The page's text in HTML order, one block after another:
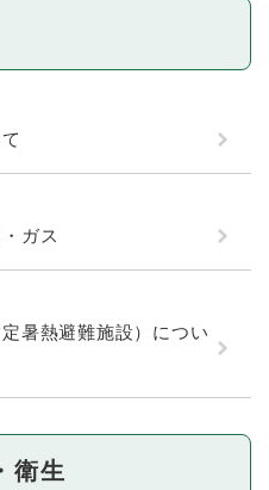
ガス
暑熱避難施設）につい
衛生